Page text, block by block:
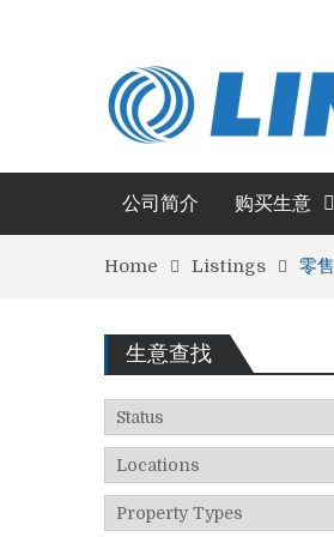
公司简介 购买生意
Home Listings 零售
生意查找